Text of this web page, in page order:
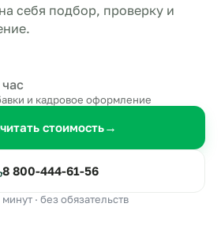
себя подбор, проверку и
и кадровое оформление
стоимость→
8 800-444-61-56
· без обязательств